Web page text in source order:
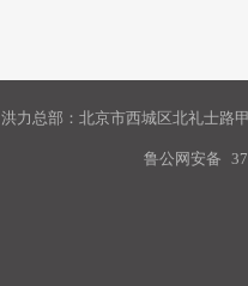
洪力总部：北京市西城区北礼士路
鲁公网安备